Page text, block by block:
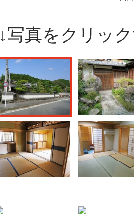
↓写真をクリッ